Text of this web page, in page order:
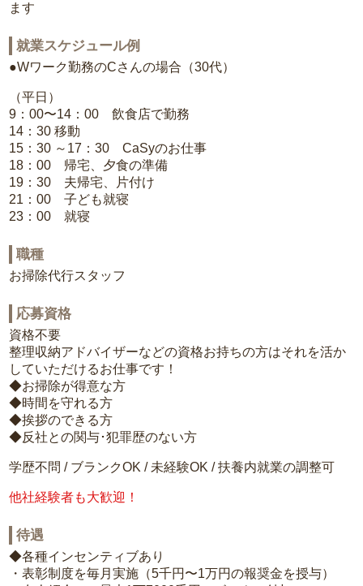
ます
就業スケジュール例
●Wワーク勤務のCさんの場合（30代）
（平日）
9：00〜14：00 飲食店で勤務
14：30 移動
15：30 ～17：30 CaSyのお仕事
18：00 帰宅、夕食の準備
19：30 夫帰宅、片付け
21：00 子ども就寝
23：00 就寝
職種
お掃除代行スタッフ
応募資格
資格不要
整理収納アドバイザーなどの資格お持ちの方はそれを活か
していただけるお仕事です！
◆お掃除が得意な方
◆時間を守れる方
◆挨拶のできる方
◆反社との関与･犯罪歴のない方
学歴不問 / ブランクOK / 未経験OK / 扶養内就業の調整可
他社経験者も大歓迎！
待遇
◆各種インセンティブあり
・表彰制度を毎月実施（5千円〜1万円の報奨金を授与）